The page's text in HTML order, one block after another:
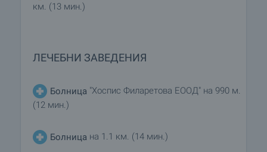
км. (13 мин.)
ЛЕЧЕБНИ ЗАВЕДЕНИЯ
Болница "Хоспис Филаретова ЕООД" на 990 м.
(12 мин.)
Болница на 1.1 км. (14 мин.)